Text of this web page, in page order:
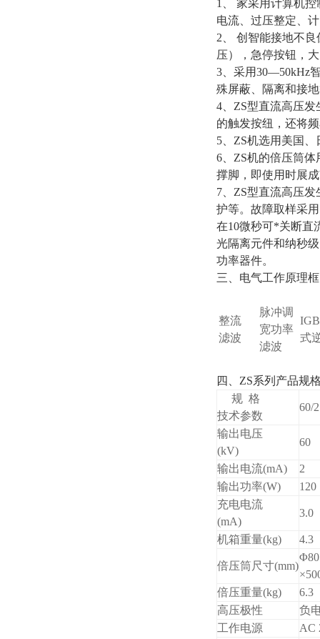
1、 家采用计算机
电流、过压整定、
2、 创智能接地不
压），急停按钮，
3、采用30—50kHz
殊屏蔽、隔离和接
4、ZS型直流高压
的触发按纽，还将
5、ZS机选用美国
6、ZS机的倍压筒
撑脚，即使用时展
7、ZS型直流高压
护等。故障取样采
在10微秒可*关断直
光隔离元件和纳秒
功率器件。
三、电气工作原理
整流
滤波
脉冲调
宽功率
滤波
式
四、ZS系列产品规
规 格
技术参数
60/2
输出电压
(kV)
60
输出电流(mA)
2
输出功率(W)
120
充电电流
(mA)
3.0
机箱重量(kg) 4.3
倍压筒尺寸(mm)
Φ80
倍压重量(kg)
6.3
高压极性
负
工作电源
AC